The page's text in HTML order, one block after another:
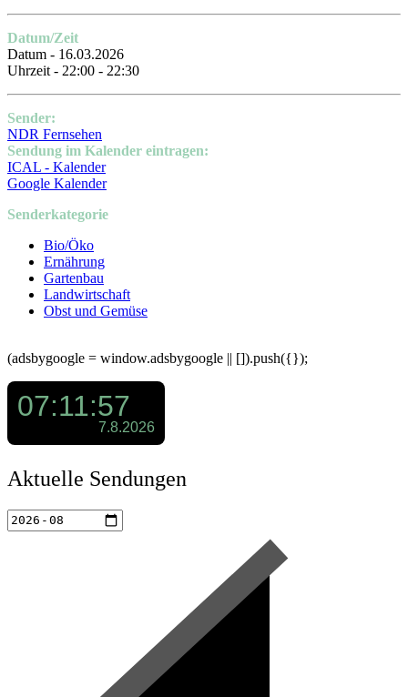
Datum/Zeit
Datum - 16.03.2026
Uhrzeit - 22:00 - 22:30
Sender:
NDR Fernsehen
Sendung im Kalender eintragen:
ICAL - Kalender
Google Kalender
Senderkategorie
Bio/Öko
Ernährung
Gartenbau
Landwirtschaft
Obst und Gemüse
(adsbygoogle = window.adsbygoogle || []).push({});
Aktuelle Sendungen